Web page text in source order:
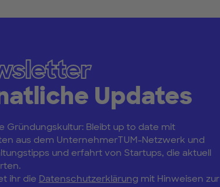
Updates
Gründungskultur: Bleibt up to date mit
aus dem UnternehmerTUM-Netzwerk und
und erfahrt von Startups, die aktuell
ihr die Datenschutzerklärung mit Hinweisen zur